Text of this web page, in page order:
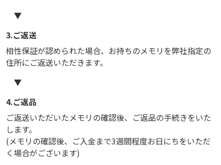
▼
3.ご返送
相性保証が認められた場合、お持ちのメモリを弊社指定の
住所にご返送いただきます。
▼
4.ご返品
ご返送いただいたメモリの確認後、ご返品の手続きをいた
します。
(メモリの確認後、ご入金まで3週間程度お日にちをいただ
く場合がございます)